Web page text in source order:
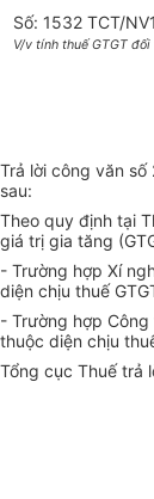
Số: 1532 TCT/NV1
V/v tính thuế GTGT
Trả lời công văn
sau:
Theo quy định tại
giá trị gia tăng
- Trường hợp Xí
diện chịu thuế
- Trường hợp
thuộc diện chịu
Tổng cục Thuế trả